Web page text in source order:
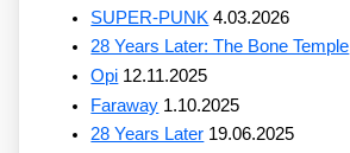
SUPER-PUNK 4.03.2026
28 Years Later: The Bone Temple
Opi 12.11.2025
Faraway 1.10.2025
28 Years Later 19.06.2025